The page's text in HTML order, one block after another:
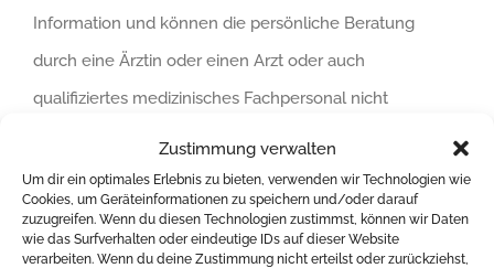
Zustimmung verwalten
Um dir ein optimales Erlebnis zu bieten, verwenden wir Technologien wie
Cookies, um Geräteinformationen zu speichern und/oder darauf
zuzugreifen. Wenn du diesen Technologien zustimmst, können wir Daten
wie das Surfverhalten oder eindeutige IDs auf dieser Website
verarbeiten. Wenn du deine Zustimmung nicht erteilst oder zurückziehst,
Information und können die persönliche Beratung
durch eine Ärztin oder einen Arzt oder auch
qualifiziertes medizinisches Fachpersonal nicht
Kontakt:Pressestelle der Bundeszentrale für
gesundheitliche Aufklärung (BZgA)